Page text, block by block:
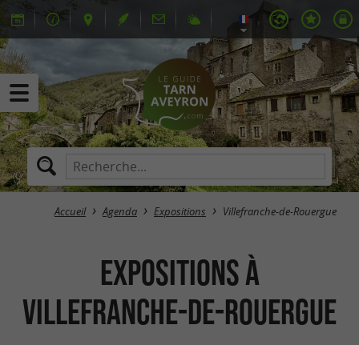
Accueil Agenda Expositions Villefranche-de-Rouergue
Expositions à
Villefranche-de-Rouergue